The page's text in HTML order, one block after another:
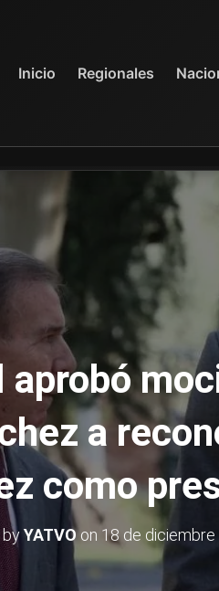
Inicio Regionales
YATVO...
a
como
byYATVOon 18 de